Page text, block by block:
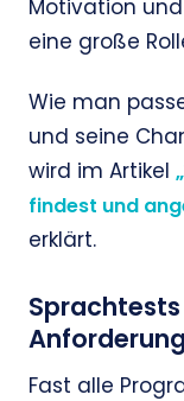
Motivation
eine große
Wie man
und seine
wird im Artikel
findest und
erklärt.
Fast alle